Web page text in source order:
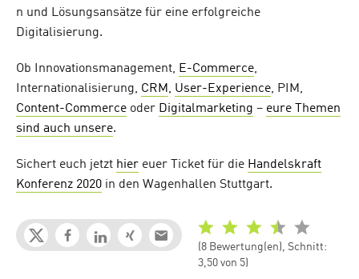
n und Lösungsansätze für eine erfolgreiche
Digitalisierung.
Ob Innovationsmanagement, E-Commerce,
Internationalisierung, CRM, User-Experience, PIM,
Content-Commerce oder Digitalmarketing – eure Themen
sind auch unsere.
Sichert euch jetzt hier euer Ticket für die Handelskraft
Konferenz 2020 in den Wagenhallen Stuttgart.
(8 Bewertung(en), Schnitt:
3,50 von 5)